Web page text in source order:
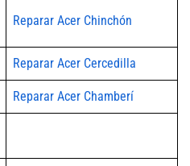
Reparar Acer Chinchón
Reparar Acer Cercedilla
Reparar Acer Chamberí